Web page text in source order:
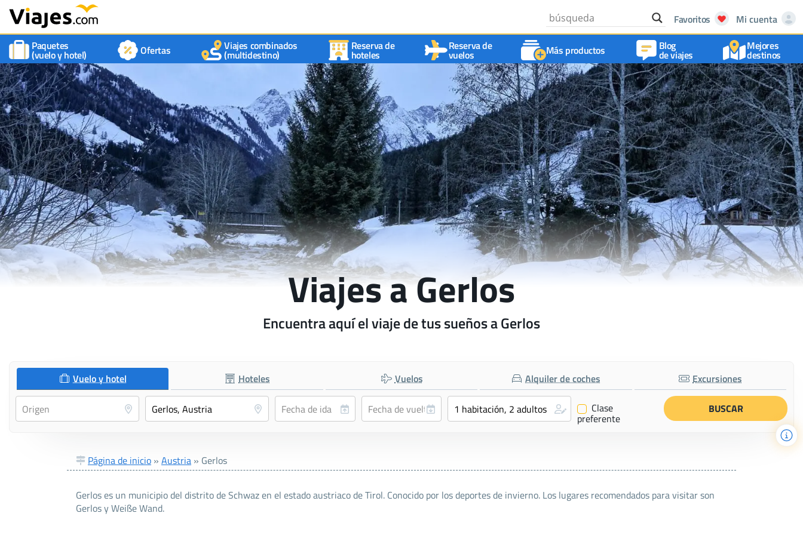
Favoritos
Mi cuenta
Paquetes
(vuelo y hotel) Ofertas Viajes combinados
(multidestino)
Reserva de
hoteles
Reserva de
vuelos Más productos Blog
de viajes
Mejores
destinos
Viajes a Gerlos
Encuentra aquí el viaje de tus sueños a Gerlos
Vuelo y hotel Hoteles Vuelos Alquiler de coches Excursiones
✔ Clase
preferente
Página de inicio » Austria » Gerlos
Gerlos es un municipio del distrito de Schwaz en el estado austriaco de Tirol. Conocido por los deportes de invierno. Los lugares recomendados para visitar son
Gerlos y Weiße Wand.